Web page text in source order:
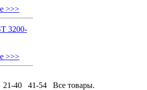
>>>
3200-
>>>
40 41-54 Все товары.